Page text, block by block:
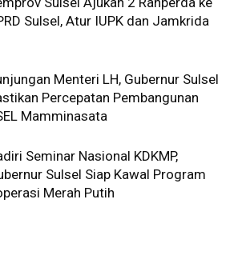
Sulsel, Atur IUPK dan Jamkrida
Menteri LH, Gubernur Sulsel
Percepatan Pembangunan
Mamminasata
Seminar Nasional KDKMP,
Sulsel Siap Kawal Program
Merah Putih